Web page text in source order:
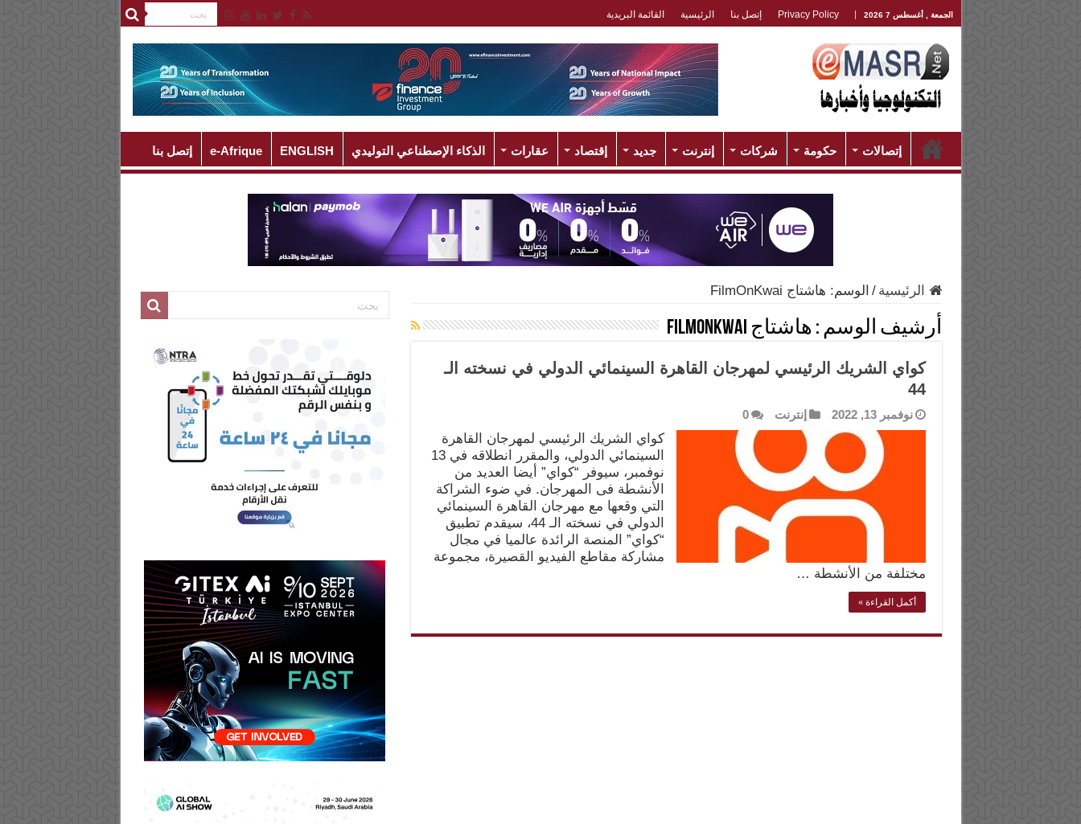
الجمعة , أغسطس 7 2026 Privacy Policy إتصل بنا الرئيسية القائمة البريدية
إتصالات حكومة شركات إنترنت جديد إقتصاد عقارات الذكاء الإصطناعي التوليدي ENGLISH
e-Afrique إتصل بنا
الرئيسية / الوسم: هاشتاج FilmOnKwai
أرشيف الوسم : هاشتاج FilmOnKwai
كواي الشريك الرئيسي لمهرجان القاهرة السينمائي الدولي في نسخته الـ
44
نوفمبر 13, 2022 إنترنت 0
كواي الشريك الرئيسي لمهرجان القاهرة
السينمائي الدولي، والمقرر انطلاقه في 13
نوفمبر، سيوفر “كواي” أيضا العديد من
الأنشطة فى المهرجان. في ضوء الشراكة
التي وقعها مع مهرجان القاهرة السينمائي
الدولي في نسخته الـ 44، سيقدم تطبيق
“كواي” المنصة الرائدة عالميا في مجال
مشاركة مقاطع الفيديو القصيرة، مجموعة
مختلفة من الأنشطة …
أكمل القراءة »